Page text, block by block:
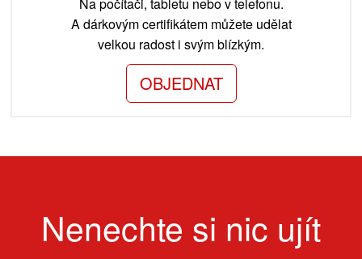
A dárkovým certifikátem můžete udělat
velkou radost i svým blízkým.
OBJEDNAT
Nenechte si nic ujít